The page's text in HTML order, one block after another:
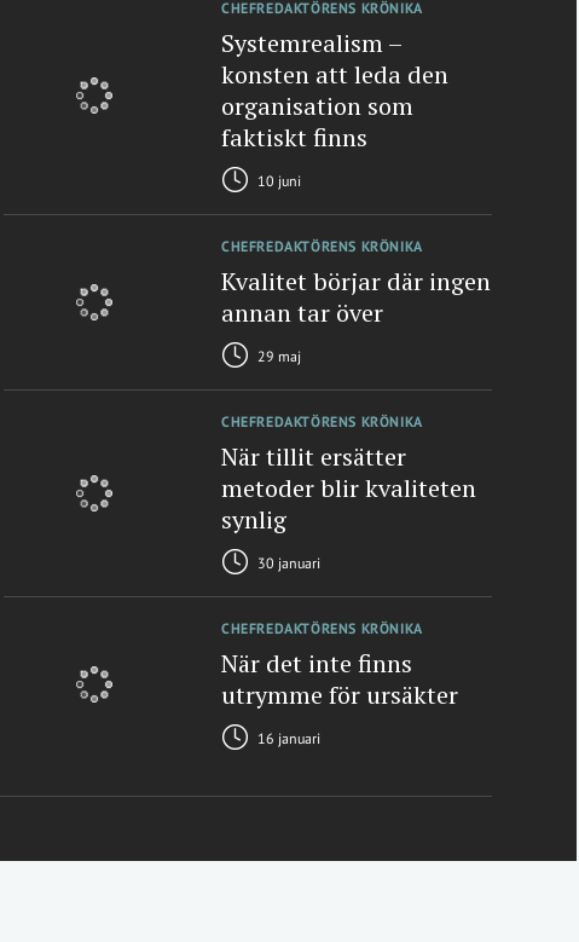
CHEFREDAKTÖRENS KRÖNIKA
Systemrealism –
konsten att leda den
organisation som
faktiskt finns
10 juni
CHEFREDAKTÖRENS KRÖNIKA
Kvalitet börjar där ingen
annan tar över
29 maj
CHEFREDAKTÖRENS KRÖNIKA
När tillit ersätter
metoder blir kvaliteten
synlig
30 januari
CHEFREDAKTÖRENS KRÖNIKA
När det inte finns
utrymme för ursäkter
16 januari